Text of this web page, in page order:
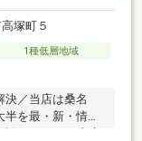
塚町５
1種低層地域
決／当店は桑名
を最・新・情・
談ください。◆大